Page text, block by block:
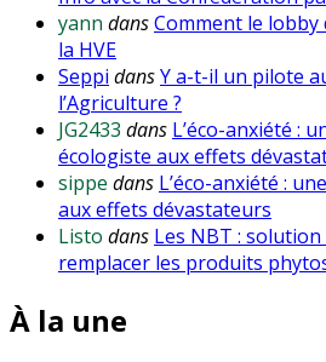
yann dansComment le lobby
la HVE
Seppi dansY a-t-il un pilote
l’Agriculture ?
JG2433 dans L’éco-anxiété :
écologiste aux effets
sippe dans L’éco-anxiété :
aux effets dévastateurs
Listo dans Les NBT :
remplacer les produits
À la une